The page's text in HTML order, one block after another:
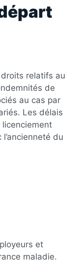
relatifs au
de
au cas par
Les délais
du
et
maladie.